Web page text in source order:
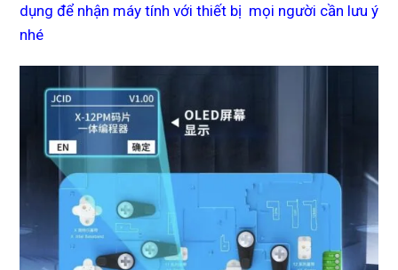
dụng để nhận máy tính với thiết bị mọi người cần lưu ý
nhé